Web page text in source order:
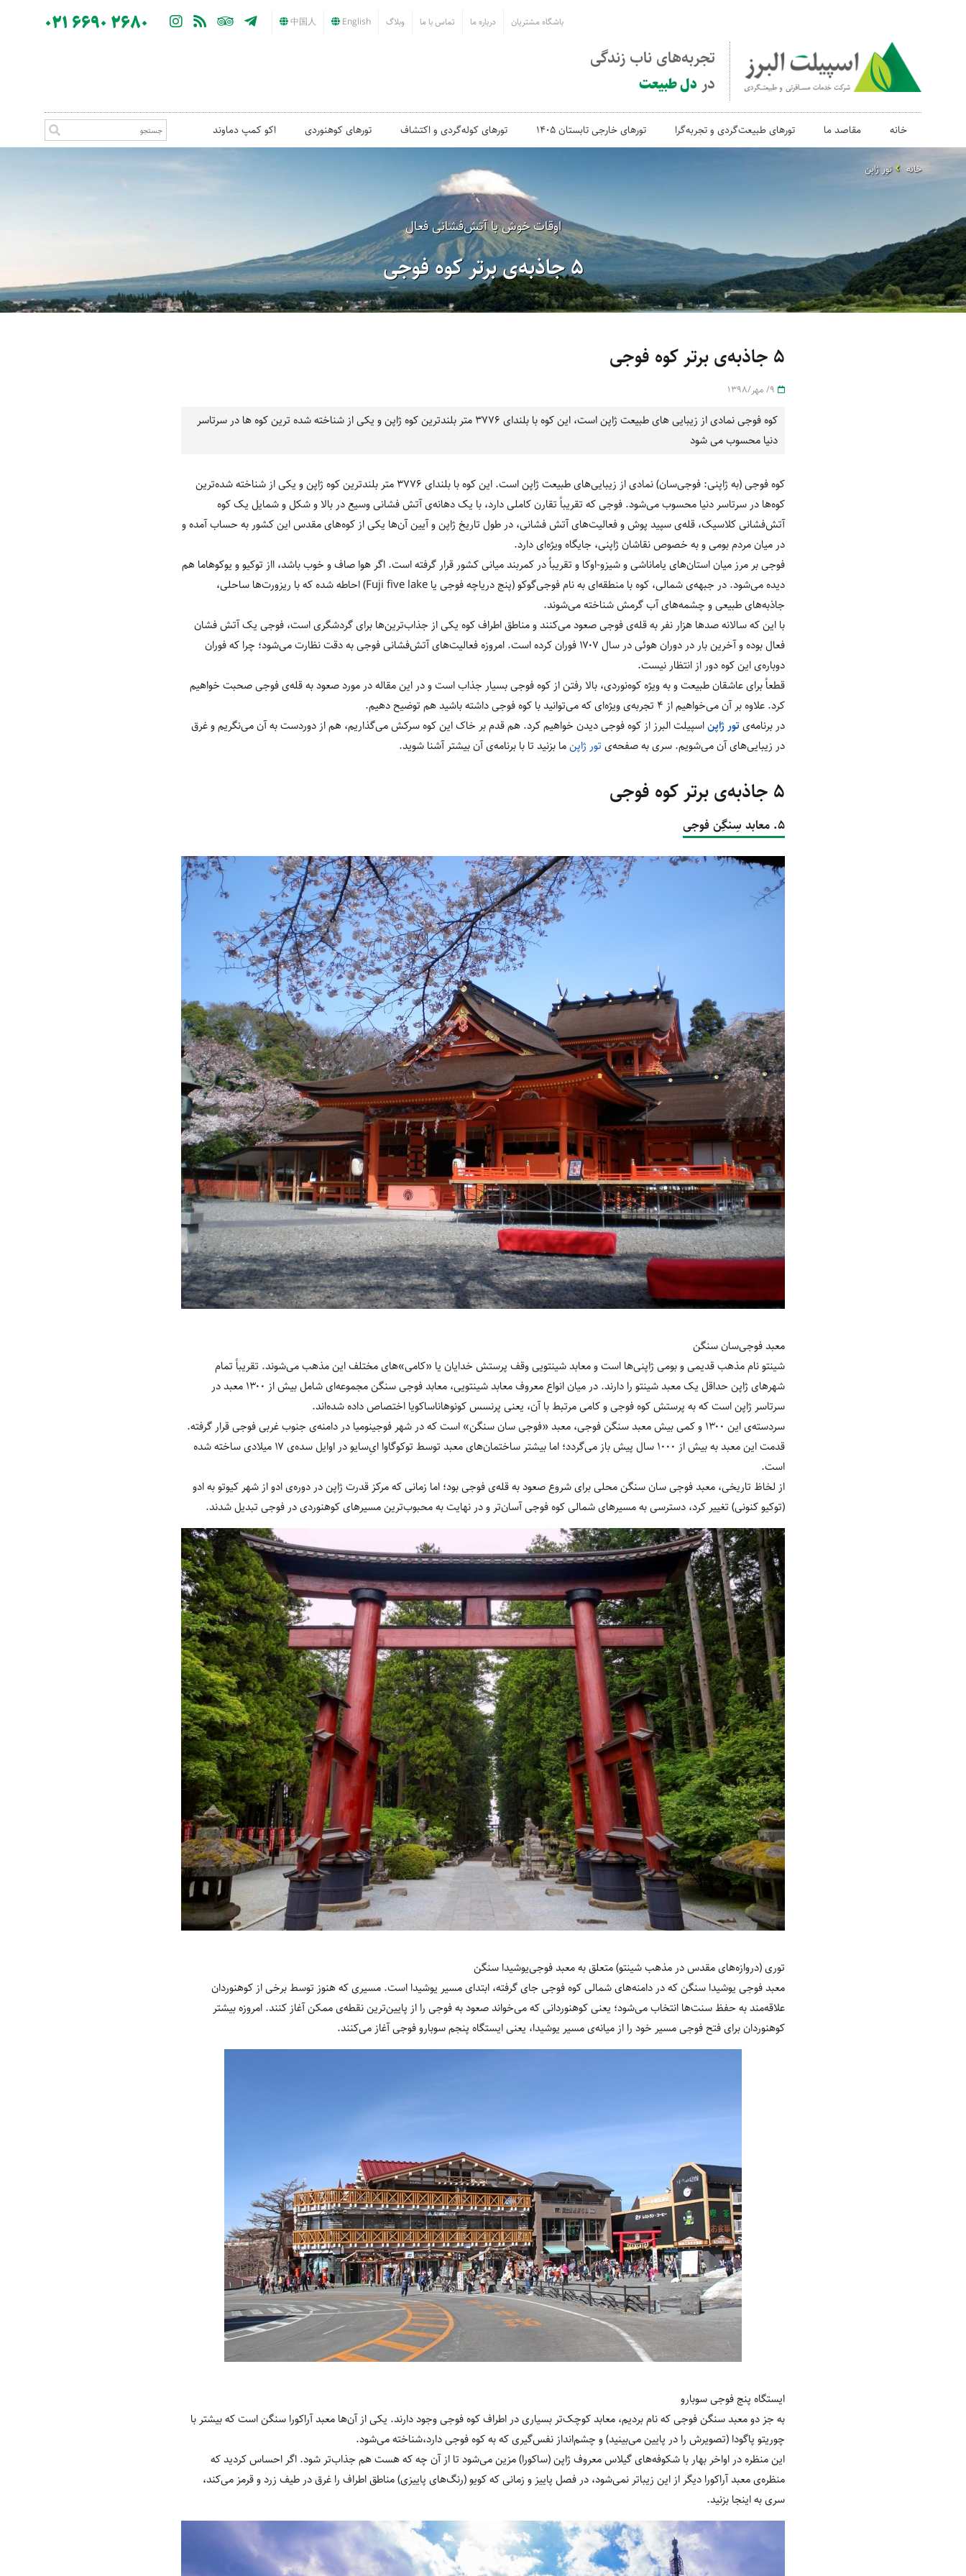
باشگاه مشتریان درباره ما تماس با ما وبلاگ English
中国人
021 6690 2680
تجربه‌های ناب زندگی
در دل طبیعت
خانه مقاصد ما تورهای طبیعت‌گردی و تجربه‌گرا تورهای خارجی تابستان 1405 تورهای کوله‌گردی و اکتشاف تورهای کوهنوردی اکو کمپ دماوند
خانه تور ژاپن
اوقات خوش با آتش‌فشانی فعال
۵ جاذبه‌ی برتر کوه فوجی
۵ جاذبه‌ی برتر کوه فوجی
کوه فوجی نمادی از زیبایی های طبیعت ژاپن است، این کوه با بلندای ۳۷۷۶ متر بلندترین کوه ژاپن و یکی از شناخته شده ترین کوه ها در سرتاسر
دنیا محسوب می شود
کوه فوجی(به ژاپنی: فوجی‌سان)نمادی از زیبایی‌های طبیعت ژاپن است.
این کوه با بلندای ۳۷۷۶ متر بلندترین کوه ژاپن و یکی از شناخته شده‌ترین
کوه‌ها در سرتاسر دنیا محسوب می‌شود. فوجی که تقریباً تقارن کاملی دارد، با یک دهانه‌ی آتش فشانی وسیع در بالا و شکل و شمایل یک کوه
آتش‌فشانی کلاسیک، قله‌ی سپید پوش و فعالیت‌های آتش فشانی، در طول تاریخ ژاپن و آیین آن‌ها یکی از کوه‌های مقدس این کشور به حساب آمده و
در میان مردم بومی و به خصوص نقاشان ژاپنی، جایگاه ویژه‌ای دارد.
فوجی بر مرز میان استان‌های یاماناشی و شیزو‌-اوکا و تقریباً در کمربند میانی کشور قرار گرفته است. اگر هوا صاف و خوب باشد، ااز توکیو و یوکوهاما هم
دیده می‌شود. در جبهه‌ی شمالی، کوه با منطقه‌ای به نام فوجی‌گوکو(پنج دریاچه فوجی یا Fuji five lake
)احاطه شده که با ریزورت‌ها ساحلی،
جاذبه‌های طبیعی و چشمه‌های آب گرمش شناخته می‌شوند.
با این که سالانه صدها هزار نفر به قله‌ی فوجی صعود می‌کنند و مناطق اطراف کوه یکی از جذاب‌ترین‌ها برای گردشگری است، فوجی یک آتش فشان
فعال بوده و آخرین بار در دوران هوئی در سال ۱۷۰۷ فوران کرده است
. امروزه فعالیت‌های آتش‌فشانی فوجی به دقت نظارت می‌شود؛ چرا که فوران
دوباره‌ی این کوه دور از انتظار نیست.
قطعاً برای عاشقان طبیعت و به ویژه کوه‌نوردی، بالا رفتن از کوه فوجی بسیار جذاب است و در این مقاله در مورد صعود به قله‌ی فوجی صحبت خواهیم
کرد. علاوه بر آن می‌خواهیم از ۴ تجربه‌ی ویژه‌ای که می‌توانید با کوه فوجی داشته باشید هم توضیح دهیم
.
در برنامه‌ی تور ژاپناسپیلت البرز از کوه فوجی دیدن خواهیم کرد. هم قدم بر خاک این کوه سرکش می‌گذاریم، هم از دوردست به آن می‌نگریم و غرق
در زیبایی‌های آن می‌شویم. سری به صفحه‌ی تور ژاپنما بزنید تا با برنامه‌ی آن بیشتر آشنا شوید.
۵ جاذبه‌ی برتر کوه فوجی
۵. معابد سِنگِن فوجی
معبد فوجی‌سان سنگن
شینتو نام مذهب قدیمی و بومی ژاپنی‌ها است و معابد شینتویی وقف پرستش خدایان یا «کامی‌»های مختلف این مذهب می‌شوند. تقریباً تمام
شهر‌های ژاپن حداقل یک معبد شینتو را دارند. در میان انواع معروف معابد شینتویی، معابد فوجی سنگن مجموعه‌ای شامل بیش از ۱۳۰۰ معبد در
سرتاسر ژاپن است که به پرستش کوه فوجی و کامی مرتبط با آن، یعنی پرنسس کونوهاناساکویا اختصاص داده شده‌اند.
سردسته‌ی این ۱۳۰۰ و کمی بیش معبد سنگن فوجی، معبد «فوجی ‌سان سنگن» است که در شهر فوجینومیا در دامنه‌ی جنوب غربی فوجی قرار گرفته.
قدمت این معبد به بیش از ۱۰۰۰ سال پیش باز می‌گردد؛ اما بیشتر ساختمان‌های معبد توسط توکوگاوا ایِ‌سایو در اوایل سده‌ی ۱۷ میلادی ساخته شده
است.
از لخاظ تاریخی، معبد فوجی ‌سان سنگن محلی برای شروع صعود به قله‌ی فوجی بود؛ اما زمانی که مرکز قدرت ژاپن در دوره‌ی ادو از شهر کیوتو به ادو
(توکیو کنونی) تغییر کرد، دسترسی به مسیرهای شمالی کوه فوجی آسان‌تر و در نهایت به محبوب‌ترین مسیرهای کوهنوردی در فوجی تبدیل شدند.
توری(دروازه‌های مقدس در مذهب شینتو)متعلق به معبد فوجی‌یوشیدا سنگن
معبد فوجی یوشیدا سنگن که در دامنه‌های شمالی کوه فوجی جای گرفته، ابتدای مسیر یوشیدا است. مسیری که هنوز توسط برخی از کوهنوردان
علاقه‌مند به حفظ سنت‌ها انتخاب می‌شود؛ یعنی کوهنوردانی که می‌خواند صعود به فوجی را از پایین‌ترین نقطه‌ی ممکن آغاز کنند. امروزه بیشتر
کوهنوردان برای فتح فوجی مسیر خود را از میانه‌ی مسیر یوشیدا، یعنی ایستگاه پنجم سوبارو فوجی آغاز می‌کنند.
ایستگاه پنج فوجی سوبارو
به جز دو معبد سنگن فوجی که نام بردیم، معابد کوچک‌تر بسیاری در اطراف کوه فوجی وجود دارند. یکی از آن‌ها معبد آراکورا سنگن است که بیشتر با
چوریتو پاگودا (تصویرش را در پایین می‌بینید) و چشم‌انداز نفس‌گیری که به کوه فوجی دارد،شناخته می‌شود.
این منظره در اواخر بهار با شکوفه‌های گیلاس معروف ژاپن (ساکورا) مزین می‌شود تا از آن چه که هست هم جذاب‌تر شود. اگر احساس کردید که
منظره‌ی معبد آراکورا دیگر از این زیباتر نمی‌شود، در فصل پاییز و زمانی که کویو (رنگ‌های پاییزی) مناطق اطراف را غرق در طیف زرد و قرمز می‌کند،
سری به اینجا بزنید.